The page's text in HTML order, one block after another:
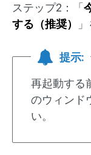
ステップ2：「
する（推奨）
提示:
再起動する
のウィンド
い。